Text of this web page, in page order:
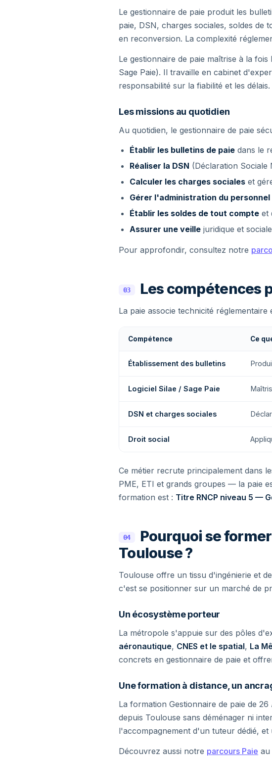
Le gestionnaire de paie produit les
paie, DSN, charges sociales, soldes de
en reconversion. La complexité
Le gestionnaire de paie maîtrise à la
Sage Paie). Il travaille en cabinet
responsabilité sur la fiabilité et les délais.
Les missions au quotidien
Au quotidien, le gestionnaire de paie
Établir les bulletins de paie dans le
Réaliser la DSN (Déclaration Sociale
Calculer les charges sociales et
Gérer l'administration du personnel
Établir les soldes de tout compte et
Assurer une veille juridique et
Pour approfondir, consultez notre
03 Les compétences
La paie associe technicité réglementaire
Compétence Ce
Établissement des bulletins
Logiciel Silae / Sage Paie
DSN et charges sociales
Droit social
Ce métier recrute principalement dans
PME, ETI et grands groupes — la paie
formation est : Titre RNCP niveau 5 —
04
Pourquoi se
Toulouse ?
Toulouse offre un tissu d'ingénierie et
c'est se positionner sur un marché de
Un écosystème porteur
La métropole s'appuie sur des pôles
aéronautique, CNES et le spatial, La
concrets en gestionnaire de paie et
Une formation à distance, un
La formation Gestionnaire de paie de 26
depuis Toulouse sans déménager ni
l'accompagnement d'un tuteur dédié,
Découvrez aussi notre parcours Paie au